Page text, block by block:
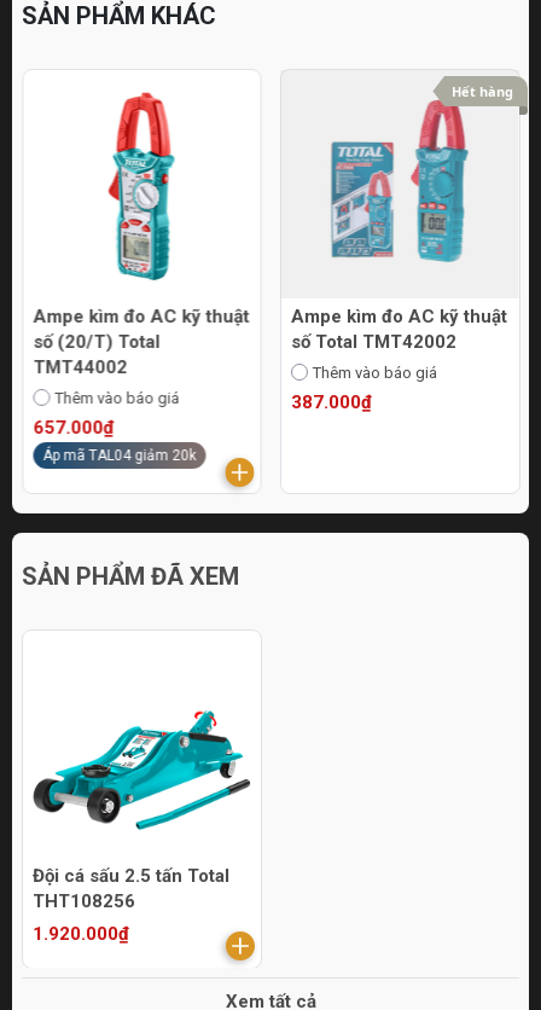
SẢN PHẨM KHÁC
Ampe kìm đo AC kỹ thuật
số (20/T) Total
TMT44002
Thêm vào báo giá
657.000₫
Áp mã TAL04 giảm 20k
Hết hàng
Ampe kìm đo AC kỹ thuật
số Total TMT42002
Thêm vào báo giá
387.000₫
SẢN PHẨM ĐÃ XEM
Đội cá sấu 2.5 tấn Total
THT108256
1.920.000₫
Xem tất cả